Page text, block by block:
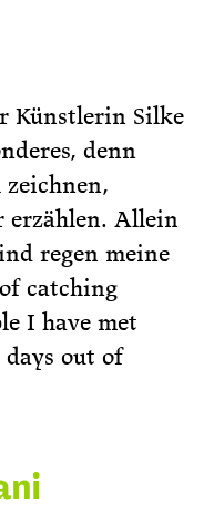
Künstlerin Silke
denn
erzählen. Allein
regen meine
catching
I have met
days out of